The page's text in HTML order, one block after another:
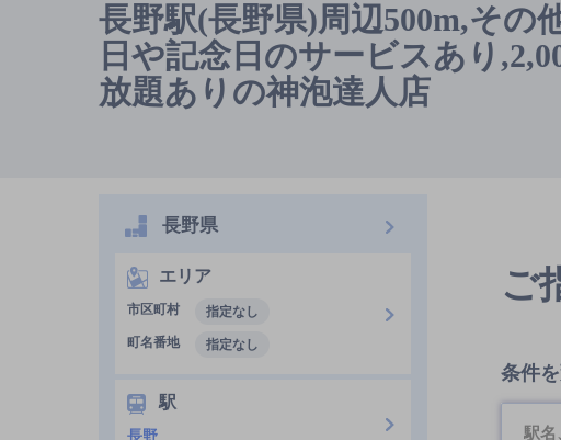
長野駅(長野県)周辺500m,その
日や記念日のサービスあり
放題ありの神泡達人店
ご
条件
長野県
エリア
市区町村
指定なし
町名番地
指定なし
駅
長野